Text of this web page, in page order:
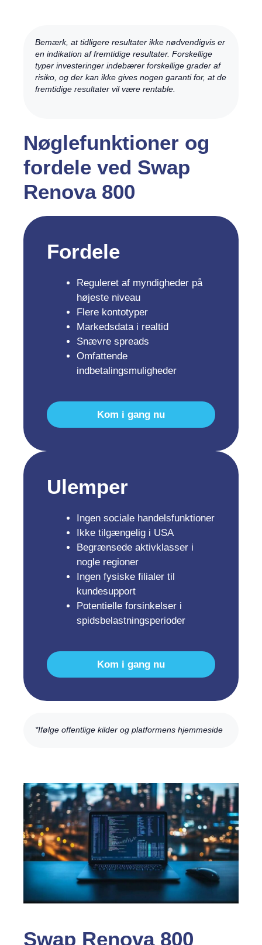
Bemærk, at tidligere resultater ikke nødvendigvis er
en indikation af fremtidige resultater. Forskellige
typer investeringer indebærer forskellige grader af
risiko, og der kan ikke gives nogen garanti for, at de
fremtidige resultater vil være rentable.
Nøglefunktioner og
fordele ved Swap
Renova 800
Fordele
Reguleret af myndigheder på
højeste niveau
Flere kontotyper
Markedsdata i realtid
Snævre spreads
Omfattende
indbetalingsmuligheder
Kom i gang nu
Ulemper
Ingen sociale handelsfunktioner
Ikke tilgængelig i USA
Begrænsede aktivklasser i
nogle regioner
Ingen fysiske filialer til
kundesupport
Potentielle forsinkelser i
spidsbelastningsperioder
Kom i gang nu
*Ifølge offentlige kilder og platformens hjemmeside
Swap Renova 800